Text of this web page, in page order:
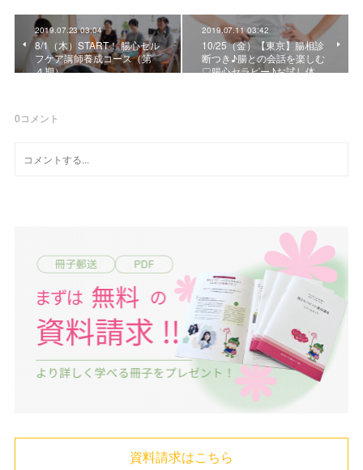
2019.07.23 03:04
8/1（木）START！ 腸心セル
フケア講師養成コース（第
４期）
2019.07.11 03:42
10/25（金）【東京】腸相診
断つき♪腸との会話を楽しむ
♡腸心セラピー♪お試し体…
0コメント
資料請求はこちら